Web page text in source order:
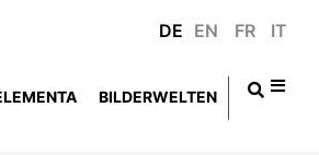
DE EN FR IT
BILDERWELTEN